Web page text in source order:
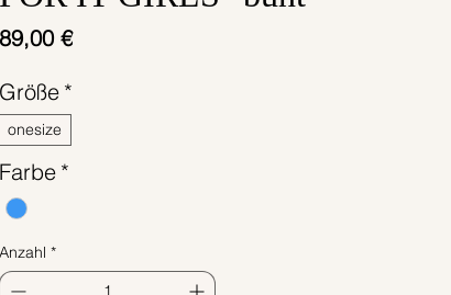
€Preis
*
onesize
Farbe *
*